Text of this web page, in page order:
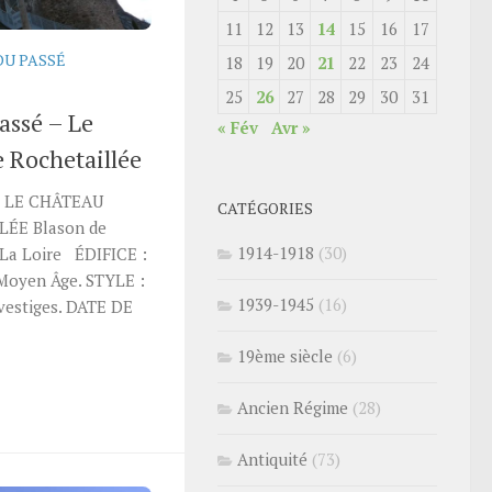
PASSÉ
– Le
Rochetaillée
LE CHÂTEAU
Blason de
Loire ÉDIFICE :
Âge. STYLE :
DATE DE
11
12 13 14 15 16
17
18
19 20 21 22 23
24
25
26 27 28 29 30
31
« Fév Avr »
CATÉGORIES
1914-1918 (30)
1939-1945 (16)
19ème siècle (6)
Ancien Régime (28)
Antiquité (73)